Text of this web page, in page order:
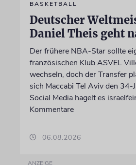
BASKETBALL
Deutscher
Daniel Theis geht
Der frühere NBA-Star sollte
französischen Klub ASVEL
wechseln, doch der Transfer
sich Maccabi Tel Aviv den 34-
Social Media hagelt es
Kommentare
06.08.2026